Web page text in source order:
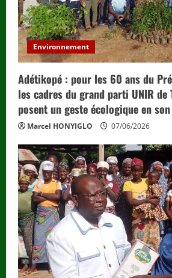
Environnement
Adétikopé : pour les 60 ans du
les cadres du grand parti UNIR
posent un geste écologique en
Marcel HONYIGLO 07/06/2026